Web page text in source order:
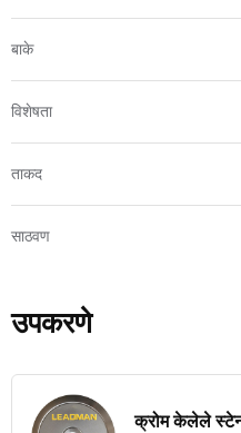
बाके
विशेषता
ताकद
साठवण
उपकरणे
क्रोम केलेले